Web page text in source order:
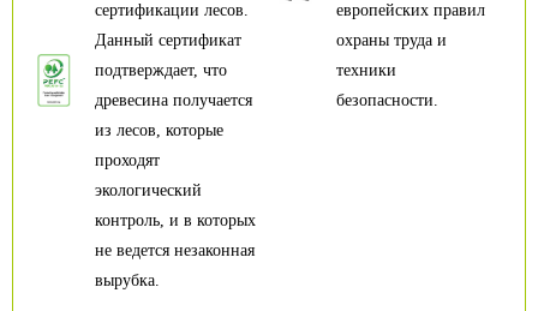
европейских правил
охраны труда и
техники
безопасности.
сертификации лесов.
Данный сертификат
подтверждает, что
древесина получается
из лесов, которые
проходят
экологический
контроль, и в которых
не ведется незаконная
вырубка.